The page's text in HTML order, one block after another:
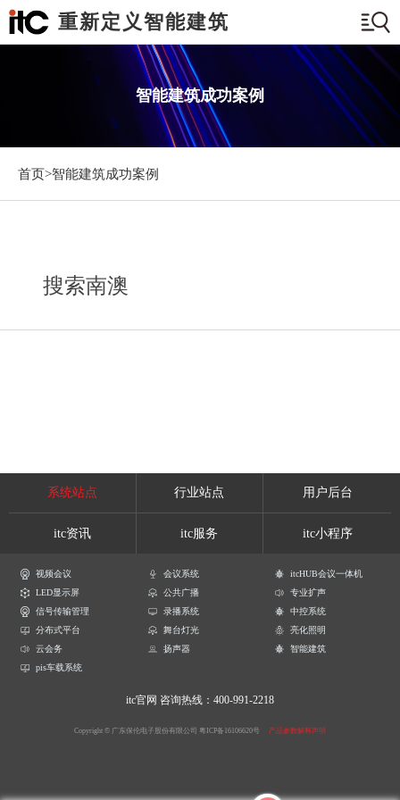
重新定义智能建筑
智能建筑成功案例
首页>智能建筑成功案例
搜索南澳
系统站点 行业站点 用户后台
itc资讯 itc服务 itc小程序
视频会议 会议系统
itcHUB会议一体机
LED显示屏
公共广播
专业扩声
信号传输管理
录播系统
中控系统
分布式平台
舞台灯光
亮化照明
云会务
扬声器
智能建筑
pis车载系统
itc官网 咨询热线：400-991-2218
Copyright © 广东保伦电子股份有限公司 粤ICP备16106620号 产品参数解释声明